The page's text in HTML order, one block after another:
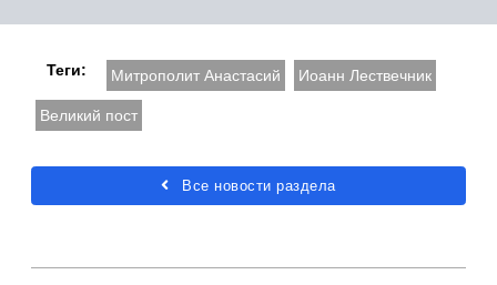
Теги: Митрополит Анастасий Иоанн Лествечник
Великий пост
Все новости раздела